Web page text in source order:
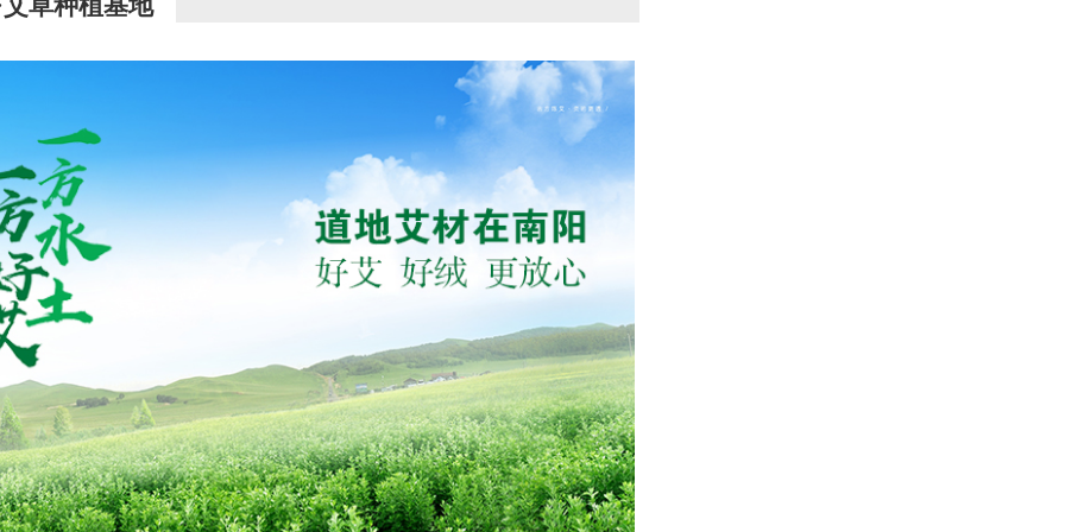
艾草种植基地